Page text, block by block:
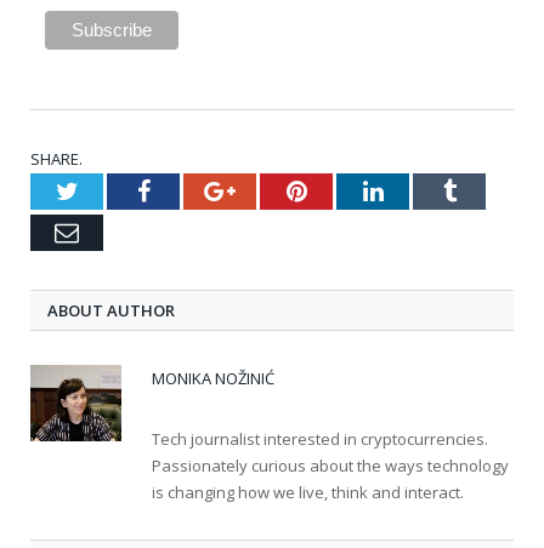
SHARE.
TwitterFacebookGoogle+PinterestLinkedInTumblr
Email
ABOUT AUTHOR
MONIKA NOŽINIĆ
Tech journalist interested in cryptocurrencies.
Passionately curious about the ways technology
is changing how we live, think and interact.